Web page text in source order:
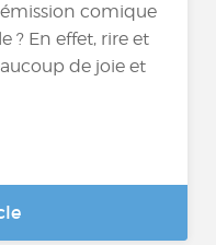
comique
? En effet, rire et
de joie et